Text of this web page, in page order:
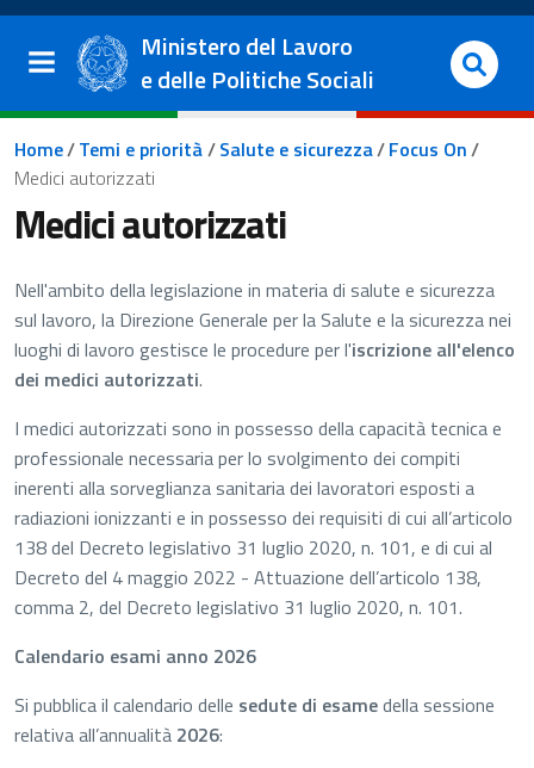
Salta al contenuto principale
Vai al footer
Ministero del Lavoro
e delle Politiche Sociali
Briciole di pane
Home/Temi e priorità/Salute e sicurezza/Focus On/
Medici autorizzati
Medici autorizzati
Nell'ambito della legislazione in materia di salute e sicurezza
sul lavoro, la Direzione Generale per la Salute e la sicurezza nei
luoghi di lavoro gestisce le procedure per l'iscrizione all'elenco
dei medici autorizzati.
I medici autorizzati sono in possesso della capacità tecnica e
professionale necessaria per lo svolgimento dei compiti
inerenti alla sorveglianza sanitaria dei lavoratori esposti a
radiazioni ionizzanti e in possesso dei requisiti di cui all’articolo
138 del Decreto legislativo 31 luglio 2020, n. 101, e di cui al
Decreto del 4 maggio 2022 - Attuazione dell’articolo 138,
comma 2, del Decreto legislativo 31 luglio 2020, n. 101.
Calendario esami anno 2026
Si pubblica il calendario delle sedute di esamedella sessione
relativa all’annualità 2026: